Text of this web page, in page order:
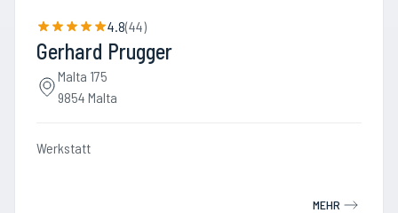
4.8(44)
Gerhard Prugger
Malta 175
9854 Malta
Werkstatt
MEHR